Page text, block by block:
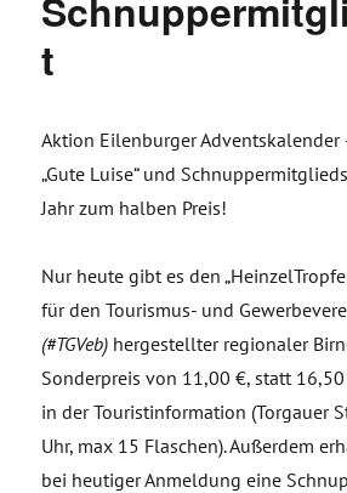
t
Aktion Eilenburger Adventskalender
„Gute Luise“ und
Jahr zum halben Preis!
Nur heute gibt es den
für den Tourismus- und
(#TGVeb) hergestellter regionaler
Sonderpreis von 11,00 €, statt 16,50
in der Touristinformation (Torgauer
Uhr, max 15 Flaschen). Außerdem
bei heutiger Anmeldung eine